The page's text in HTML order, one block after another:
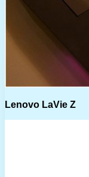
Lenovo LaVie Z